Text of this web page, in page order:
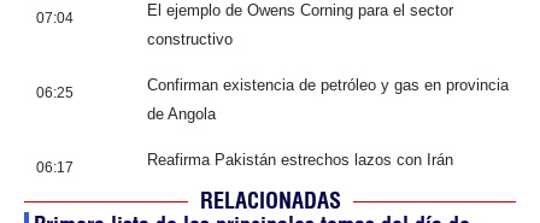
07:04
El ejemplo de Owens Corning para el sector
constructivo
06:25
Confirman existencia de petróleo y gas en provincia
de Angola
06:17 Reafirma Pakistán estrechos lazos con Irán
RELACIONADAS